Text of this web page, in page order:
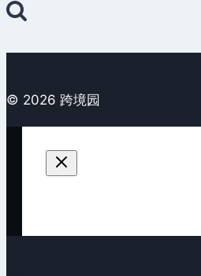
for:
© 2026 跨境园